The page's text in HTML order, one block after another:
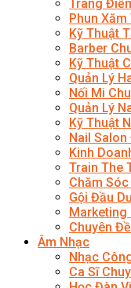
Trang
Phun
Kỹ Thuật
Barber
Kỹ Thuật
Quản Lý
Nối Mi
Quản Lý
Kỹ Thuật
Nail
Kinh
Train The
Chăm
Gội Đầu
Marketing
Chuyên
Âm Nhạc
Nhạc
Ca Sĩ